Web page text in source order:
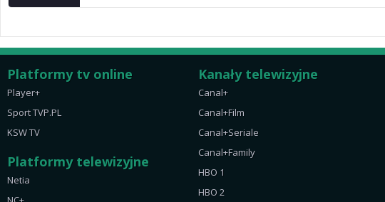
Platformy tv online
Player+
Sport TVP.PL
KSW TV
Platformy telewizyjne
Netia
Kanały telewizyjne
Canal+
Canal+Film
Canal+Seriale
Canal+Family
HBO 1
HBO 2